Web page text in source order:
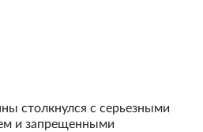
столкнулся с серьезными
и запрещенными